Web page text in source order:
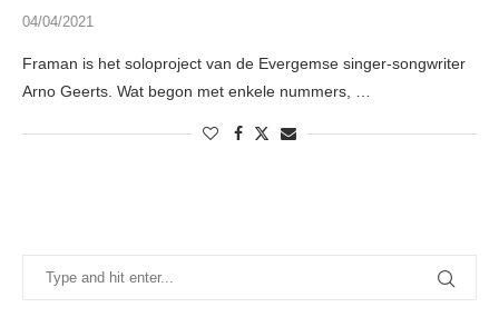
04/04/2021
Framan is het soloproject van de Evergemse singer-songwriter
Arno Geerts. Wat begon met enkele nummers, …